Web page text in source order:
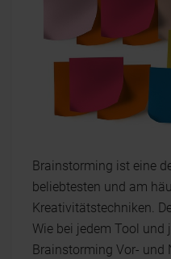
Brainstorming ist eine
beliebtesten und am
Kreativitätstechniken.
Wie bei jedem Tool und
Brainstorming Vor- und